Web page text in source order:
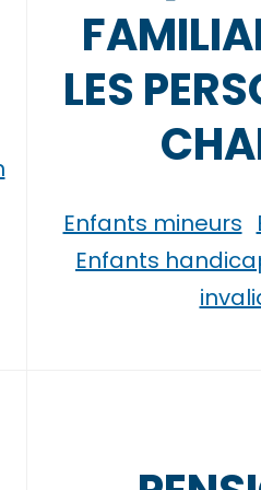
LES
Enfants mineurs
Enfants